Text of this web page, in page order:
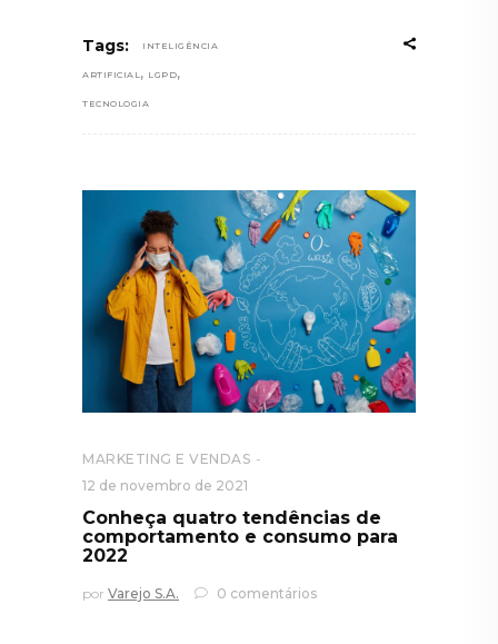
Tags: INTELIGÊNCIA
ARTIFICIAL, LGPD,
TECNOLOGIA
MARKETING E VENDAS
12 de novembro de 2021
Conheça quatro tendências de
comportamento e consumo para
2022
por Varejo S.A. 0 comentários